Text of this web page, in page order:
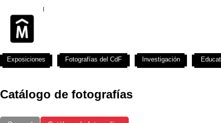
Catálogo de fotografías
Exposiciones Fotografías del CdF Investigación